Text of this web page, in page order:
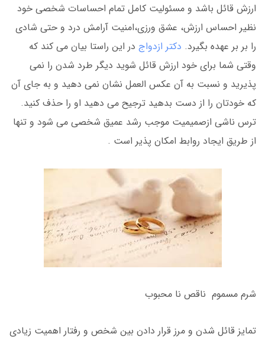
ارزش قائل باشد و مسئولیت کامل تمام احساسات شخصی خود
نظیر احساس ارزش، عشق ورزی،امنیت آرامش درد و حتی شادی
را بر بر عهده بگیرد. دکتر ازدواج در این راستا بیان می کند که
وقتی شما برای خود ارزش قائل شوید دیگر طرد شدن را نمی
پذیرید و نسبت به آن عکس العمل نشان نمی دهید و به جای آن
که خودتان را از دست بدهید ترجیح می دهید او را حذف کنید.
ترس ناشی ازصمیمیت موجب رشد عمیق شخصی می شود و تنها
از طریق ایجاد روابط امکان پذیر است .
شرم مسموم ناقص نا محبوب
تمایز قائل شدن و مرز قرار دادن بین شخص و رفتار اهمیت زیادی